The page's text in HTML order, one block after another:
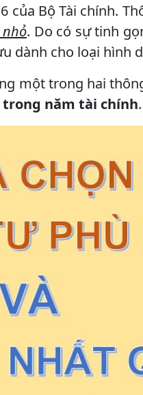
của Bộ Tài chính.
. Do có sự tinh
dành cho loại hình
một trong hai
năm tài chính.